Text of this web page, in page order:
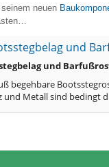
neuen
und
und
begehbare
und Metall sind bedingt